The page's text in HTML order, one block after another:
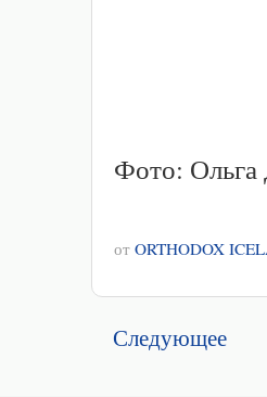
Фото: Ольга
от ORTHODOX
Следующее